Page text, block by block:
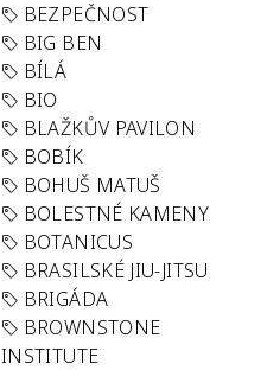
BEZPEČNOST
BIG BEN
BÍLÁ
BIO
BLAŽKŮV PAVILON
BOBÍK
BOHUŠ MATUŠ
BOLESTNÉ KAMENY
BOTANICUS
BRASILSKÉ JIU-JITSU
BRIGÁDA
BROWNSTONE
INSTITUTE